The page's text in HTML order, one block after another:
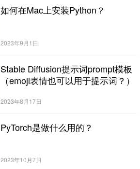
如何在Mac上安装Python？
2023年9月1日
Stable Diffusion提示词prompt模板
（emoji表情也可以用于提示词？）
2023年8月17日
PyTorch是做什么用的？
2023年10月7日